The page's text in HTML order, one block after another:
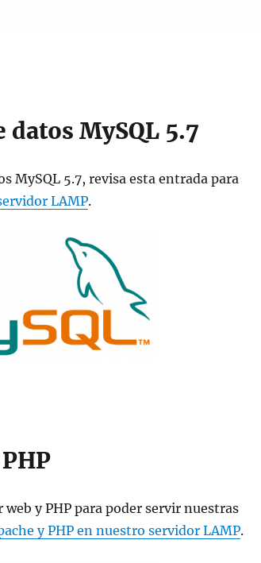
MySQL 5.7
MySQL 5.7, revisa esta entrada para
LAMP.
y PHP para poder servir nuestras
y PHP en nuestro servidor LAMP.